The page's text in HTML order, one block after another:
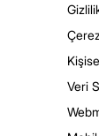
Veri